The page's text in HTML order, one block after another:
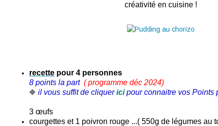
créativité en cuisine !
recette pour 4 personnes
8 points la part ( programme déc 2024)
🔷 il vous suffit de cliquer ici pour connaitre vos Points
3 œufs
courgettes et 1 poivron rouge ...( 550g de légumes au